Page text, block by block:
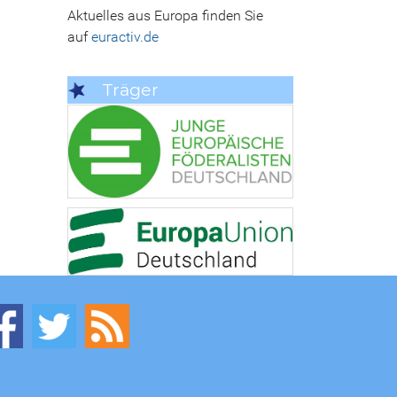
Aktuelles aus Europa finden Sie
aufeuractiv.de
Träger